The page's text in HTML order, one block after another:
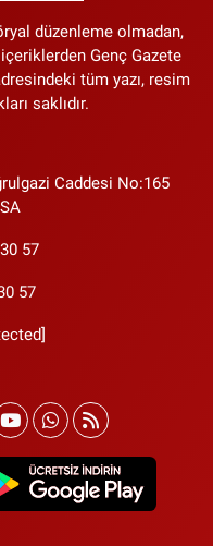
düzenleme olmadan,
Genç Gazete
tüm yazı, resim
saklıdır.
Caddesi No:165
57
57